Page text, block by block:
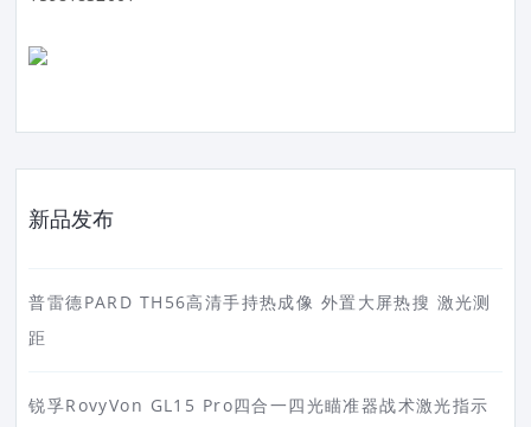
新品发布
普雷德PARD TH56高清手持热成像 外置大屏热搜 激光测
距
锐孚RovyVon GL15 Pro四合一四光瞄准器战术激光指示